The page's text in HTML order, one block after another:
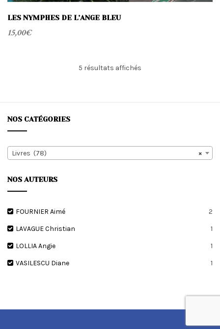
LES NYMPHES DE L’ANGE BLEU
15,00€
5 résultats affichés
au
NOS CATÉGORIES
×
Livres (78)
NOS AUTEURS
FOURNIER Aimé 2
LAVAGUE Christian 1
LOLLIA Angie 1
VASILESCU Diane 1